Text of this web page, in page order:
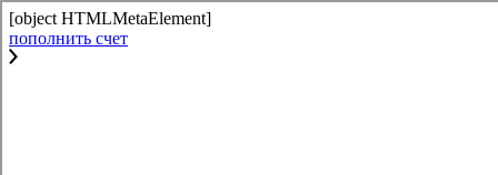
[object HTMLMetaElement]
пополнить счет